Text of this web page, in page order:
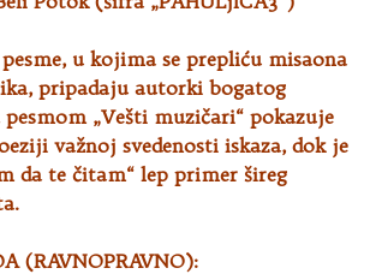
u kojima se prepliću misaona
pripadaju autorki bogatog
„Vešti muzičari“ pokazuje
važnoj svedenosti iskaza, dok je
da te čitam“ lep primer šireg
(RAVNOPRAVNO):